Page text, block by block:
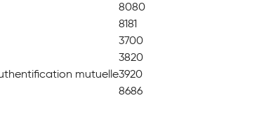
8080
8181
3700
3820
mutuelle3920
8686